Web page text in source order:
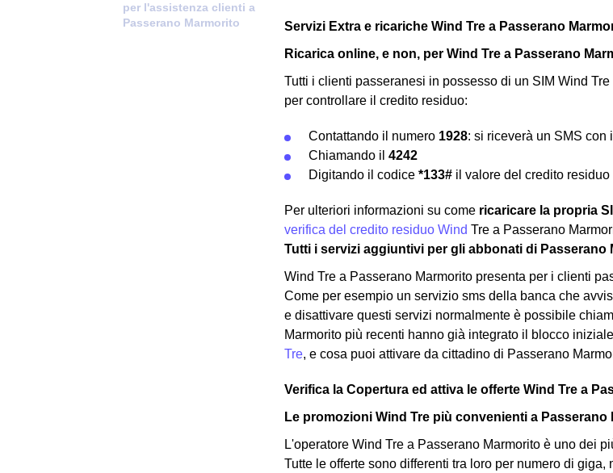
per l'assistenza clienti a
Passerano Marmorito
Servizi Extra e ricariche Wind Tre a Passerano
Ricarica online, e non, per Wind Tre a Passerano
Tutti i clienti passeranesi in possesso di un SIM Wind
per controllare il credito residuo:
Contattando il numero 1928: si riceverà un SMS con
Chiamando il 4242
Digitando il codice *133# il valore del credito
Per ulteriori informazioni su come ricaricare la propria
verifica del credito residuo Wind Tre a Passerano
Tutti i servizi aggiuntivi per gli abbonati di Passerano
Wind Tre a Passerano Marmorito presenta per i clienti
Come per esempio un servizio sms della banca che
e disattivare questi servizi normalmente è possibile
Marmorito più recenti hanno già integrato il blocco
Tre, e cosa puoi attivare da cittadino di Passerano
Verifica la Copertura ed attiva le offerte Wind Tre a
Le promozioni Wind Tre più convenienti a Passerano
L'operatore Wind Tre a Passerano Marmorito è uno dei
Tutte le offerte sono differenti tra loro per numero di